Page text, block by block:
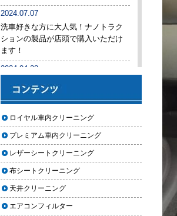
果を感じない人が見落としている3
つの原因
【2026年版】車内クリーニングは
自分でできる？プロに頼むべき境
界線と失敗例
い原因とは？タバコ・ペット・カ
ビ別の正しい対処法
【2026年版】車内クリーニングは
どこまでやるべき？目的別おすす
め内容と費用目安
【2026年版】車内クリーニングの
料金相場はいくら？内容別・業者
2024.07.07
洗車好きな方に大人気！ナノトラク
ションの製品が店頭で購入いただけ
ます！
2024.04.28
リース
2024年ゴールデンウィーク期間中の
営業予定（埼玉本店・東京足立店・
秋田能代店）
2024.03.23
埼玉のFMラジオ・NACK5で取り上げ
ていただきました
2024.03.22
ロイヤル車内クリーニング
プレミアム車内クリーニング
レザーシートクリーニング
布シートクリーニング
天井クリーニング
エアコンフィルター